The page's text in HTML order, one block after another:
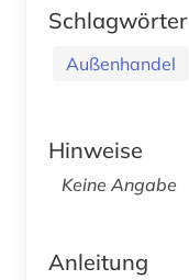
Schlagwörter
Außenhandel
Hinweise
Keine Angabe
Anleitung